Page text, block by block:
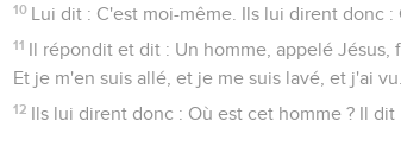
10 Lui dit : C'est moi-même. Ils lui dirent donc
11 Il répondit et dit : Un homme, appelé Jésus,
Et je m'en suis allé, et je me suis lavé, et j'ai vu.
12 Ils lui dirent donc : Où est cet homme ? Il dit